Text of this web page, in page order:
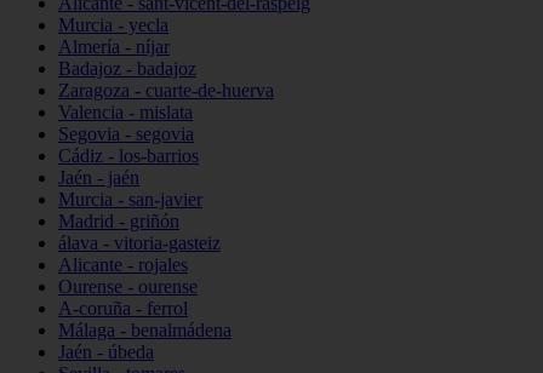
Murcia - yecla
Almería - níjar
Badajoz - badajoz
Zaragoza - cuarte-de-huerva
Valencia - mislata
Segovia - segovia
Cádiz - los-barrios
Jaén - jaén
Murcia - san-javier
Madrid - griñón
álava - vitoria-gasteiz
Alicante - rojales
Ourense - ourense
A-coruña - ferrol
Málaga - benalmádena
Jaén - úbeda